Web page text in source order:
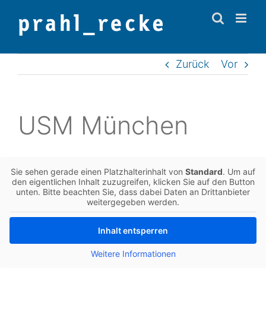
Inhalt
Zurück
Vor
USM Mün­chen
Sie sehen gerade einen Platz­hal­ter­in­halt von Stan­dard. Um auf
den eigent­li­chen Inhalt zuzu­grei­fen, kli­cken Sie auf den Button
unten. Bitte beach­ten Sie, dass dabei Daten an Dritt­an­bie­ter
wei­ter­ge­ge­ben werden.
Inhalt ent­sper­ren
Wei­te­re Infor­ma­tio­nen